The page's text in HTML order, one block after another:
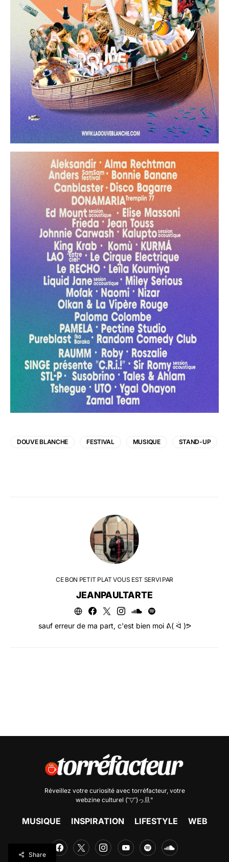
DOUVE BLANCHE FESTIVAL MUSIQUE STAND-UP
CE BON PETIT PLAT VOUS EST SERVI PAR
JEANPAULTARTE
sauf erreur de ma part, c'est bien moi ᕕ( ᐛ )ᕗ
Réveillez votre curiosité avec torréfacteur, votre
webzine culturel (˘▽˘)っ旦"
MUSIQUE INSPIRATION LIFESTYLE WEB
Share